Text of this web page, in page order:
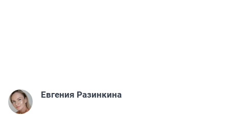
Евгения Разинкина